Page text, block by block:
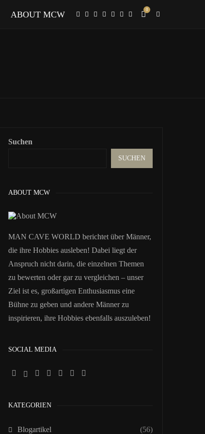
ABOUT MCW 0
Suchen
SUCHEN
ABOUT MCW
MAN CAVE WORLD berichtet über Männer,
die ihre Hobbies ausleben! Dabei liegt der
Anspruch nicht darin, die einzelnen Themen
zu bewerten oder gar zu vergleichen – unser
Ziel ist es, großartigen Enthusiasmus eine
Bühne zu geben und andere Männer zu
inspirieren, ihre Hobbies ebenfalls auszuleben!
SOCIAL MEDIA
KATEGORIEN
Blogartikel (56)